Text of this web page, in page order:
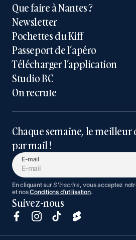
Que faire à Nantes ?
Newsletter
Pochettes du Kiff
Passeport de l’apéro
Télécharger l’application
Studio BC
On recrute
Chaque semaine, le meilleur
par mail !
E-mail
En cliquant surS'inscrire, vous acceptez
et nosConditions d’utilisation.
Suivez-nous